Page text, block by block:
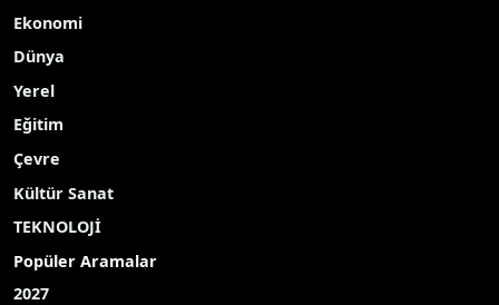
Ekonomi
Dünya
Yerel
Eğitim
Çevre
Kültür Sanat
TEKNOLOJİ
Popüler Aramalar
2027